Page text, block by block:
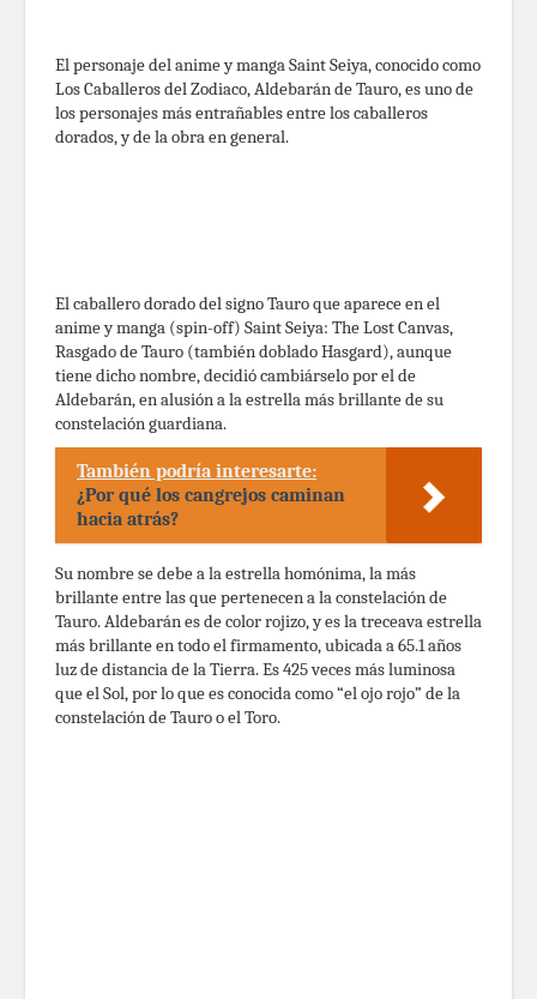
El personaje del anime y manga Saint Seiya, conocido como
Los Caballeros del Zodiaco, Aldebarán de Tauro, es uno de
los personajes más entrañables entre los caballeros
dorados, y de la obra en general.
El caballero dorado del signo Tauro que aparece en el
anime y manga (spin-off) Saint Seiya: The Lost Canvas,
Rasgado de Tauro (también doblado Hasgard), aunque
tiene dicho nombre, decidió cambiárselo por el de
Aldebarán, en alusión a la estrella más brillante de su
constelación guardiana.
También podría interesarte:
¿Por qué los cangrejos caminan
hacia atrás?
Su nombre se debe a la estrella homónima, la más
brillante entre las que pertenecen a la constelación de
Tauro. Aldebarán es de color rojizo, y es la treceava estrella
más brillante en todo el firmamento, ubicada a 65.1 años
luz de distancia de la Tierra. Es 425 veces más luminosa
que el Sol, por lo que es conocida como “el ojo rojo” de la
constelación de Tauro o el Toro.